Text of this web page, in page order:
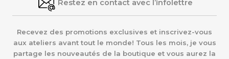
Restez en contact avec l’infolettre
Recevez des promotions exclusives et inscrivez-vous
aux ateliers avant tout le monde! Tous les mois, je vous
partage les nouveautés de la boutique et vous aurez la